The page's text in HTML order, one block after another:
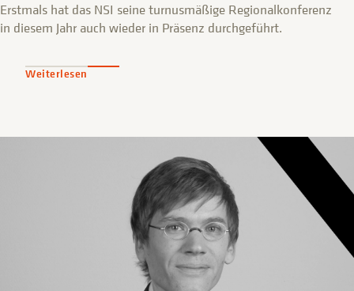
Erstmals hat das NSI seine turnusmäßige Regionalkonferenz
in diesem Jahr auch wieder in Präsenz durchgeführt.
Weiterlesen